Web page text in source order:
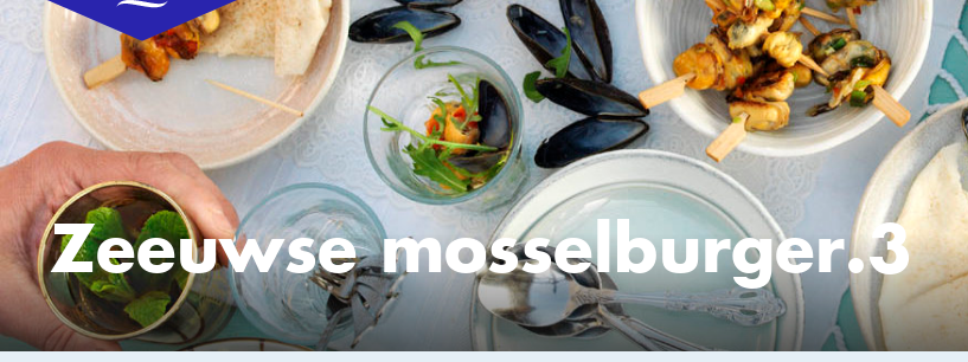
Zeeuwse mosselburger.3